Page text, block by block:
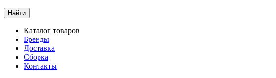
Найти
Каталог товаров
Бренды
Доставка
Сборка
Контакты